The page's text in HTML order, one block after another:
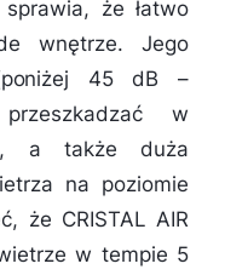
że łatwo
wnętrze. Jego
45 dB –
w
a także duża
na poziomie
że CRISTAL AIR
w tempie 5